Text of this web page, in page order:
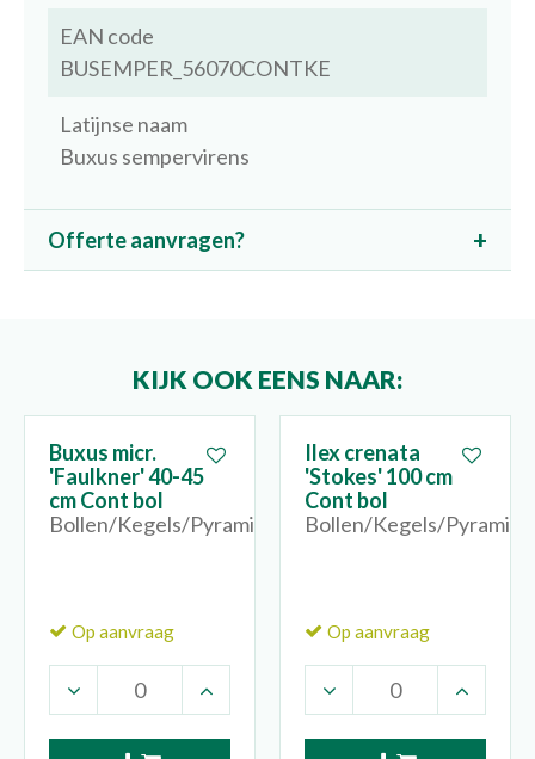
EAN code
BUSEMPER_56070CONTKE
Latijnse naam
Buxus sempervirens
Offerte aanvragen?
KIJK OOK EENS NAAR:
Buxus micr.
'Faulkner' 40-45
cm Cont bol
Bollen/Kegels/Pyramides
Op aanvraag
Ilex crenata
'Stokes' 100 cm
Cont bol
Bollen/Kegels/
Op aanvraag